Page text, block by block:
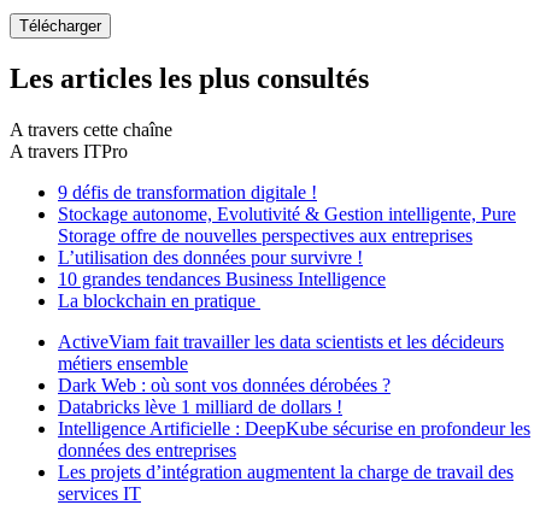
Les articles les plus consultés
A travers cette chaîne
A travers ITPro
9 défis de transformation digitale !
Stockage autonome, Evolutivité & Gestion intelligente, Pure
Storage offre de nouvelles perspectives aux entreprises
L’utilisation des données pour survivre !
10 grandes tendances Business Intelligence
La blockchain en pratique
ActiveViam fait travailler les data scientists et les décideurs
métiers ensemble
Dark Web : où sont vos données dérobées ?
Databricks lève 1 milliard de dollars !
Intelligence Artificielle : DeepKube sécurise en profondeur les
données des entreprises
Les projets d’intégration augmentent la charge de travail des
services IT